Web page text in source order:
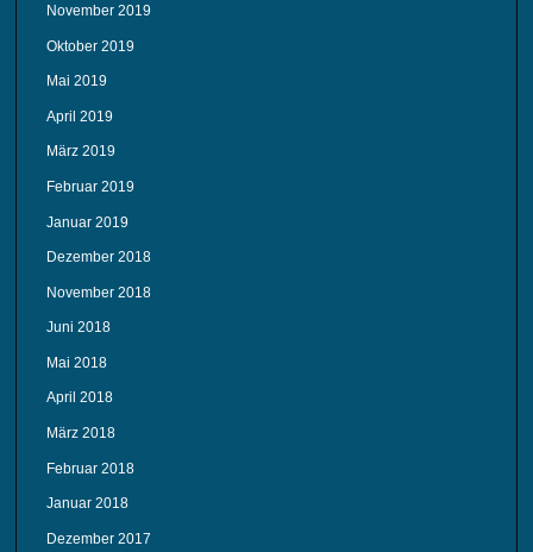
November 2019
Oktober 2019
Mai 2019
April 2019
März 2019
Februar 2019
Januar 2019
Dezember 2018
November 2018
Juni 2018
Mai 2018
April 2018
März 2018
Februar 2018
Januar 2018
Dezember 2017